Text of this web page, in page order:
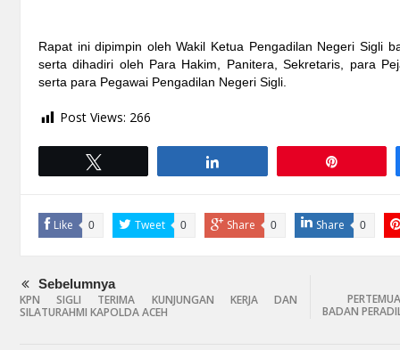
Rapat ini dipimpin oleh Wakil Ketua Pengadilan Negeri Sigli
serta dihadiri oleh Para Hakim, Panitera, Sekretaris, para
serta para Pegawai Pengadilan Negeri Sigli.
Post Views: 266
Like 0 Tweet 0 Share 0 Share 0
Sebelumnya
KPN SIGLI TERIMA KUNJUNGAN KERJA DAN
SILATURAHMI KAPOLDA ACEH
BADAN